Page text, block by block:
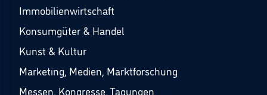
Immobilienwirtschaft
Konsumgüter & Handel
Kunst & Kultur
Marketing, Medien, Marktforschung
Messen, Kongresse, Tagungen